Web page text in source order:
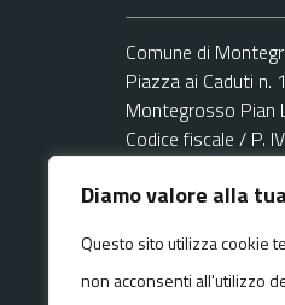
Diamo valore alla
Questo sito utilizza cookie
non acconsenti all'utilizzo
Comune di
Piazza ai Caduti n.
Montegrosso Pian
Codice fiscale / P.
Area Amministrativa
PEC: